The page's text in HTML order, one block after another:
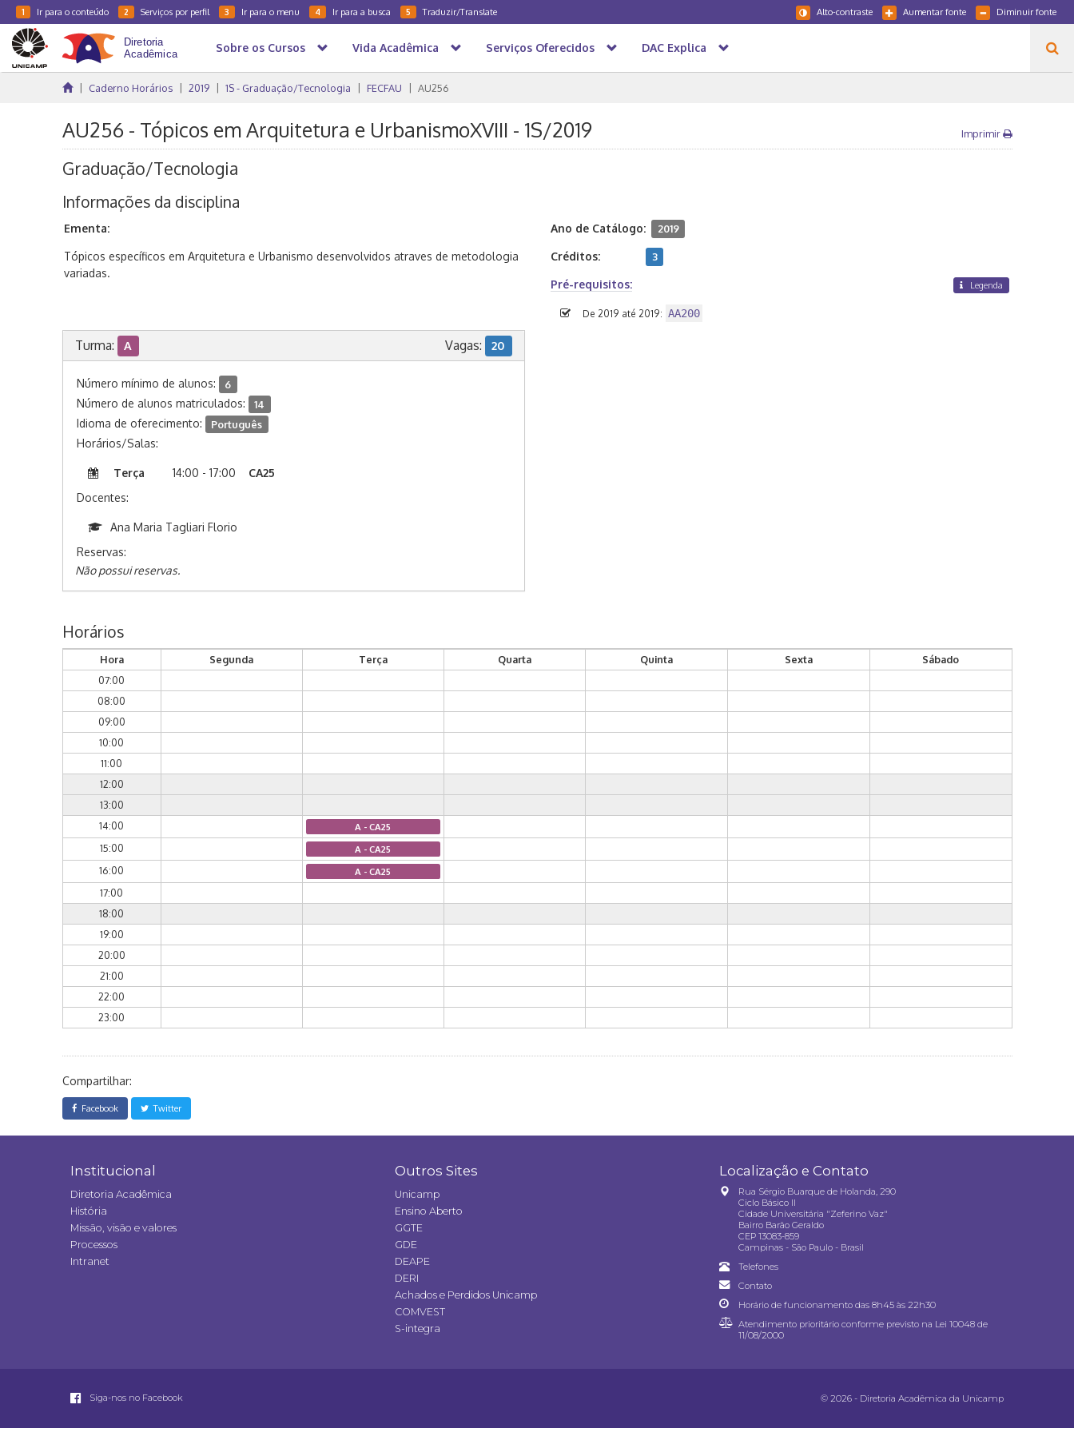
1 Ir para o conteúdo 2 Serviços por perfil 3 Ir para o menu 4 Ir para a busca 5 Traduzir/Translate Diminuir fonte
Aumentar fonte
Alto-contraste
Sobre os Cursos Vida Acadêmica Serviços Oferecidos DAC Explica
Caderno Horários 2019 1S - Graduação/Tecnologia FECFAU AU256
AU256 - Tópicos em Arquitetura e UrbanismoXVIII - 1S/2019 Imprimir
Graduação/Tecnologia
Informações da disciplina
Ementa:
Tópicos específicos em Arquitetura e Urbanismo desenvolvidos atraves de metodologia
variadas.
Ano de Catálogo: 2019
Créditos: 3
Pré-requisitos: Legenda
De 2019 até 2019: AA200
Turma: A Vagas: 20
Número mínimo de alunos: 6
Número de alunos matriculados: 14
Idioma de oferecimento: Português
Horários/Salas:
Terça 14:00 - 17:00
CA25
Docentes:
Ana Maria Tagliari Florio
Reservas:
Não possui reservas.
Horários
Hora Segunda Terça Quarta Quinta Sexta
Sábado
07:00
08:00
09:00
10:00
11:00
12:00
13:00
14:00
A - CA25
15:00 A - CA25
16:00 A - CA25
17:00
18:00
19:00
20:00
21:00
22:00
23:00
Compartilhar:
Facebook Twitter
Institucional
Diretoria Acadêmica
História
Missão, visão e valores
Processos
Intranet
Outros Sites
Unicamp
Ensino Aberto
GGTE
GDE
DEAPE
DERI
Achados e Perdidos Unicamp
COMVEST
S-integra
Localização e Contato
Rua Sérgio Buarque de Holanda, 290
Ciclo Básico II
Cidade Universitária "Zeferino Vaz"
Bairro Barão Geraldo
CEP 13083-859
Campinas - São Paulo - Brasil
Telefones
Contato
Horário de funcionamento das 8h45 às 22h30
Atendimento prioritário conforme previsto na Lei 10048 de
11/08/2000
Siga-nos no Facebook © 2026 - Diretoria Acadêmica da Unicamp